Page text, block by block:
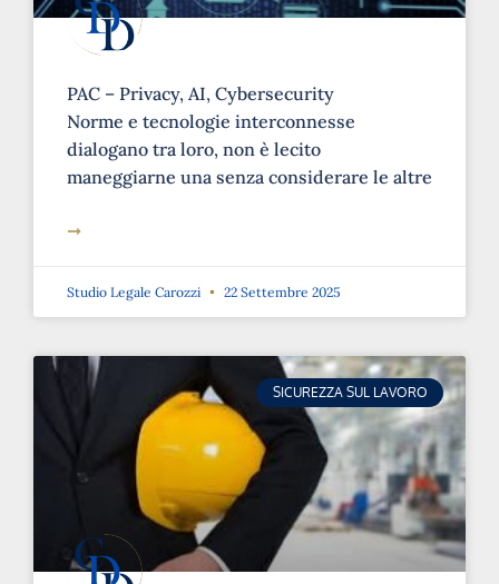
PAC – Privacy, AI, Cybersecurity
Norme e tecnologie interconnesse
dialogano tra loro, non è lecito
maneggiarne una senza considerare le altre
➞
Studio Legale Carozzi 22 Settembre 2025
SICUREZZA SUL LAVORO